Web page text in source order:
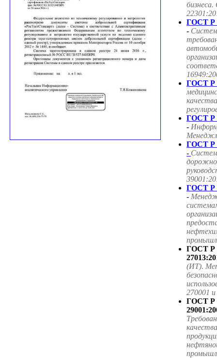
ГОСТ Р
-
ГОСТ Р
ГОСТ Р
-
ГОСТ Р
-
ГОСТ Р
-
ГОСТ
(ИТ).
270001
ГОСТ